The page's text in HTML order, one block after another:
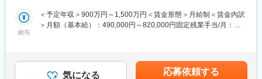
・入社後1～2年での執行役員就任・COOへのキャリアパスを明示
ル・インパクトを創出することを目的として、活動しています。
当社の製品である光モデム（HOCSAI）およびデジタルツインシ
ステム（DTS）を販売するために、以下の職務を要求します。
・営業に関わるリソース（人的・金銭的・業務的）マネジメント
を行う
給与
＜予定年収＞900万円～1,500万円＜賃金形態＞月給制＜賃金内訳
＞月額（基本給）：490,000円～820,000円固定残業手当/月：
でも目安の金額であり、選考を通じて上下する可能性がありま
す。月給(月額)は固定手当を含めた表記です。
気になる 応募依頼する